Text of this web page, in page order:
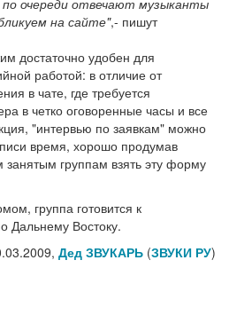
по очереди отвечают музыканты
на сайте",- пишут
достаточно удобен для
работой: в отличие от
в чате, где требуется
в четко оговоренные часы и все
"интервью по заявкам" можно
время, хорошо продумав
группам взять эту форму
группа готовится к
Дальнему Востоку.
Дед ЗВУКАРЬ (ЗВУКИ РУ)